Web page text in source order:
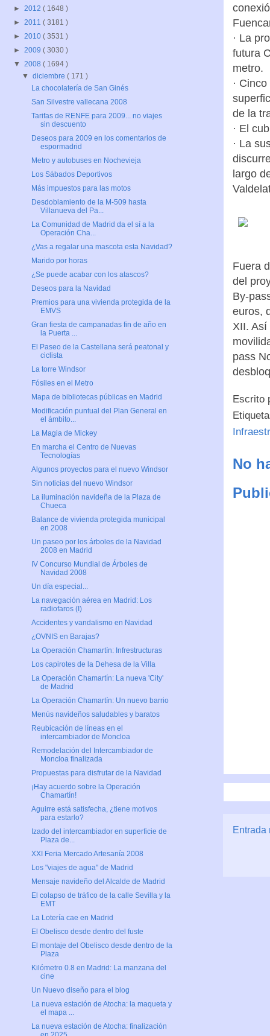
· La
futura
metro.
·
de la
· El
· La
largo
Fuera
del
By-
euros,
XII.
pass
Escrito
No
Entrada
► 2012 ( 1648 )
► 2011 ( 3181 )
► 2010 ( 3531 )
► 2009 ( 3030 )
▼ 2008 ( 1694 )
▼diciembre( 171 )
La chocolatería de San Ginés
San Silvestre vallecana 2008
Tarifas de RENFE para 2009... no viajes
sin descuento
Deseos para 2009 en los comentarios de
espormadrid
Metro y autobuses en Nochevieja
Los Sábados Deportivos
Más impuestos para las motos
Desdoblamiento de la M-509 hasta
Villanueva del Pa...
La Comunidad de Madrid da el sí a la
Operación Cha...
¿Vas a regalar una mascota esta Navidad?
Marido por horas
¿Se puede acabar con los atascos?
Deseos para la Navidad
Premios para una vivienda protegida de la
EMVS
Gran fiesta de campanadas fin de año en
la Puerta ...
El Paseo de la Castellana será peatonal y
ciclista
La torre Windsor
Fósiles en el Metro
Mapa de bibliotecas públicas en Madrid
Modificación puntual del Plan General en
el ámbito...
La Magia de Mickey
En marcha el Centro de Nuevas
Tecnologías
Algunos proyectos para el nuevo Windsor
Sin noticias del nuevo Windsor
La iluminación navideña de la Plaza de
Chueca
Balance de vivienda protegida municipal
en 2008
Un paseo por los árboles de la Navidad
2008 en Madrid
IV Concurso Mundial de Árboles de
Navidad 2008
Un día especial...
La navegación aérea en Madrid: Los
radiofaros (I)
Accidentes y vandalismo en Navidad
¿OVNIS en Barajas?
La Operación Chamartín: Infrestructuras
Los capirotes de la Dehesa de la Villa
La Operación Chamartín: La nueva 'City'
de Madrid
La Operación Chamartín: Un nuevo barrio
Menús navideños saludables y baratos
Reubicación de líneas en el
intercambiador de Moncloa
Remodelación del Intercambiador de
Moncloa finalizada
Propuestas para disfrutar de la Navidad
¡Hay acuerdo sobre la Operación
Chamartín!
Aguirre está satisfecha, ¿tiene motivos
para estarlo?
Izado del intercambiador en superficie de
Plaza de...
XXI Feria Mercado Artesanía 2008
Los "viajes de agua" de Madrid
Mensaje navideño del Alcalde de Madrid
El colapso de tráfico de la calle Sevilla y la
EMT
La Lotería cae en Madrid
El Obelisco desde dentro del fuste
El montaje del Obelisco desde dentro de la
Plaza
Kilómetro 0.8 en Madrid: La manzana del
cine
Un Nuevo diseño para el blog
La nueva estación de Atocha: la maqueta y
el mapa ...
La nueva estación de Atocha: finalización